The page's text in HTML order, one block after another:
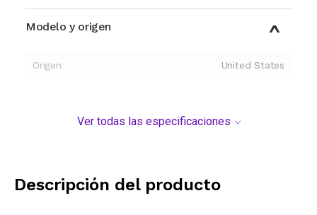
Modelo y origen
Origen United States
Ver todas las especificaciones
Descripción del producto